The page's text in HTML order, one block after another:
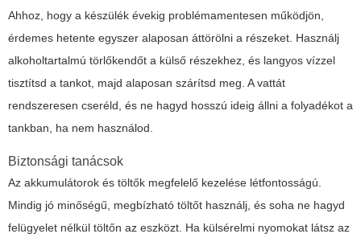
Ahhoz, hogy a készülék évekig problémamentesen működjön,
érdemes hetente egyszer alaposan áttörölni a részeket. Használj
alkoholtartalmú törlőkendőt a külső részekhez, és langyos vízzel
tisztítsd a tankot, majd alaposan szárítsd meg. A vattát
rendszeresen cseréld, és ne hagyd hosszú ideig állni a folyadékot a
tankban, ha nem használod.
Biztonsági tanácsok
Az akkumulátorok és töltők megfelelő kezelése létfontosságú.
Mindig jó minőségű, megbízható töltőt használj, és soha ne hagyd
felügyelet nélkül töltőn az eszközt. Ha külsérelmi nyomokat látsz az